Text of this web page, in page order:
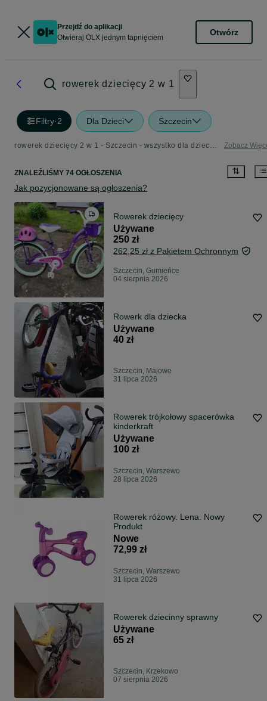
Przejdź do aplikacji
Otwieraj OLX jednym tapnięciem
Otwórz
rowerek dziecięcy 2 w 1
Filtry·2 Dla Dzieci Szczecin
rowerek dziecięcy 2 w 1 - Szczecin - wszystko dla dziecka w Twojej okolicy Zobacz
ZNALEŹLIŚMY 74 OGŁOSZENIA
Jak pozycjonowane są ogłoszenia?
Rowerek dziecięcy
Używane
250 zł
262,25 zł z Pakietem Ochronnym
Szczecin, Gumieńce
04 sierpnia 2026
Rowerk dla dziecka
Używane
40 zł
Szczecin, Majowe
31 lipca 2026
Rowerek trójkołowy spacerówka
kinderkraft
Używane
100 zł
Szczecin, Warszewo
28 lipca 2026
Rowerek różowy. Lena. Nowy
Produkt
Nowe
72,99 zł
Szczecin, Warszewo
31 lipca 2026
Rowerek dziecinny sprawny
Używane
65 zł
Szczecin, Krzekowo
07 sierpnia 2026